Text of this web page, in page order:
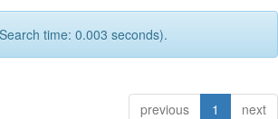
time: 0.003 seconds).
previous 1 next